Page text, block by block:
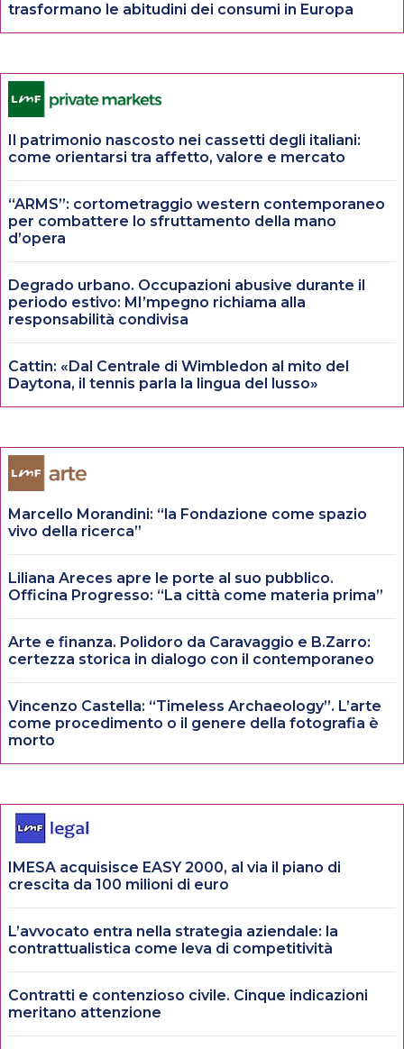
trasformano le abitudini dei consumi in Europa
Il patrimonio nascosto nei cassetti degli italiani:
come orientarsi tra affetto, valore e mercato
“ARMS”: cortometraggio western contemporaneo
per combattere lo sfruttamento della mano
d’opera
Degrado urbano. Occupazioni abusive durante il
periodo estivo: MI’mpegno richiama alla
responsabilità condivisa
Cattin: «Dal Centrale di Wimbledon al mito del
Daytona, il tennis parla la lingua del lusso»
Marcello Morandini: “la Fondazione come spazio
vivo della ricerca”
Liliana Areces apre le porte al suo pubblico.
Officina Progresso: “La città come materia prima”
Arte e finanza. Polidoro da Caravaggio e B.Zarro:
certezza storica in dialogo con il contemporaneo
Vincenzo Castella: “Timeless Archaeology”. L’arte
come procedimento o il genere della fotografia è
morto
IMESA acquisisce EASY 2000, al via il piano di
crescita da 100 milioni di euro
L’avvocato entra nella strategia aziendale: la
contrattualistica come leva di competitività
Contratti e contenzioso civile. Cinque indicazioni
meritano attenzione